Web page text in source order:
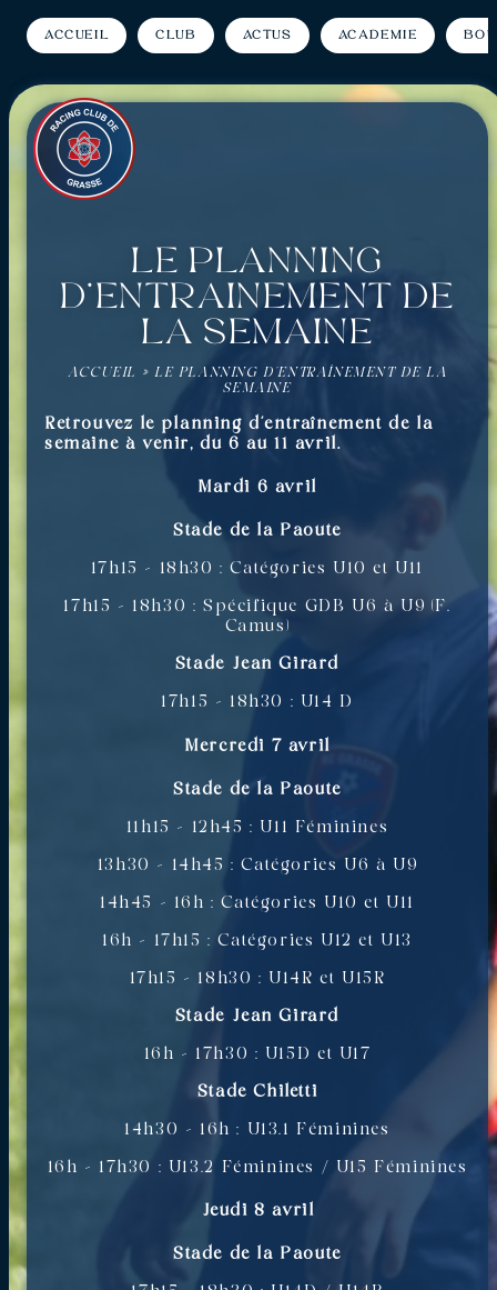
Accueil Club Actus Académie
Le planning
d’entraînement de
la semaine
ACCUEIL » LE PLANNING D’ENTRAÎNEMENT DE LA
SEMAINE
Retrouvez le planning d’entraînement de la
semaine à venir, du 6 au 11 avril.
Mardi 6 avril
Stade de la Paoute
17h15 – 18h30 : Catégories U10 et U11
17h15 – 18h30 : Spécifique GDB U6 à U9 (F.
Camus)
Stade Jean Girard
17h15 – 18h30 : U14 D
Mercredi 7 avril
Stade de la Paoute
11h15 – 12h45 : U11 Féminines
13h30 – 14h45 : Catégories U6 à U9
14h45 – 16h : Catégories U10 et U11
16h – 17h15 : Catégories U12 et U13
17h15 – 18h30 : U14R et U15R
Stade Jean Girard
16h – 17h30 : U15D et U17
Stade Chiletti
14h30 – 16h : U13.1 Féminines
16h – 17h30 : U13.2 Féminines / U15 Féminines
Jeudi 8 avril
Stade de la Paoute